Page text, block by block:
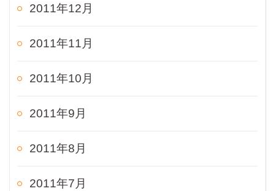
2011年12月
2011年11月
2011年10月
2011年9月
2011年8月
2011年7月